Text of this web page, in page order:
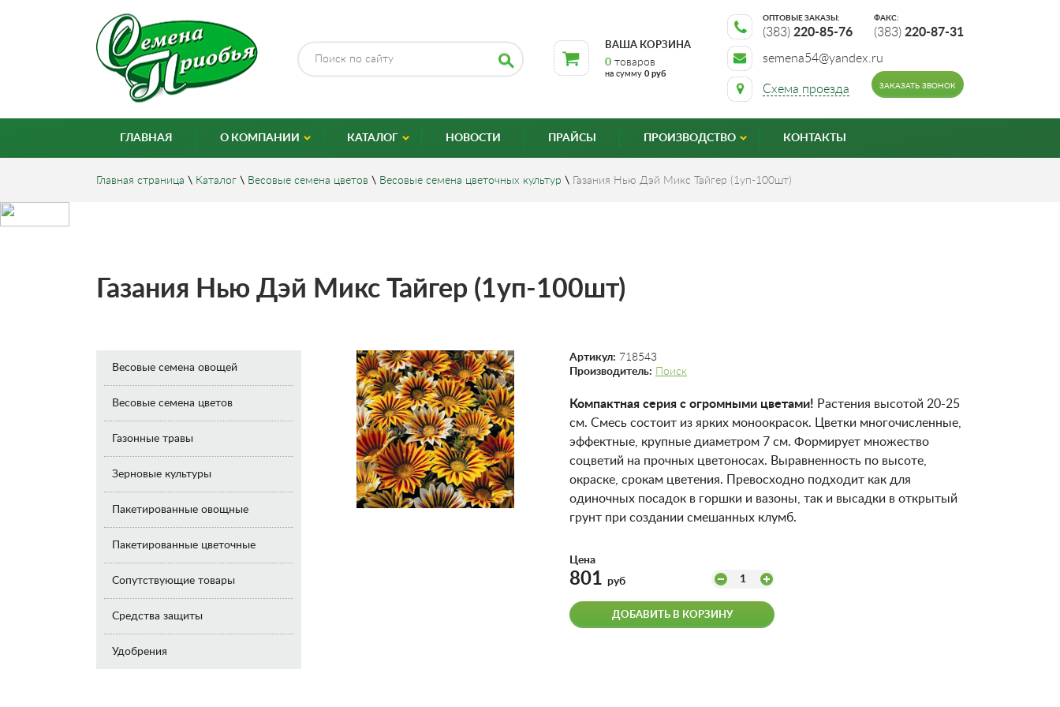
ВАША КОРЗИНА
0 товаров
на сумму 0 руб
Схема проезда
semena54@yandex.ru
ОПТОВЫЕ ЗАКАЗЫ:
(383) 220-85-76
ФАКС:
(383) 220-87-31
ЗАКАЗАТЬ ЗВОНОК
ГЛАВНАЯ О КОМПАНИИ КАТАЛОГ НОВОСТИ ПРАЙСЫ ПРОИЗВОДСТВО КОНТАКТЫ
Главная страница \ Каталог \ Весовые семена цветов \ Весовые семена цветочных культур \ Газания Нью Дэй Микс Тайгер (1уп-100шт)
Газания Нью Дэй Микс Тайгер (1уп-100шт)
Весовые семена овощей
Весовые семена цветов
Газонные травы
Зерновые культуры
Пакетированные овощные
Пакетированные цветочные
Сопутствующие товары
Средства защиты
Удобрения
Артикул: 718543
Производитель:
Поиск
Компактная серия с огромными цветами! Растения высотой 20-25
см. Смесь состоит из ярких моноокрасок. Цветки многочисленные,
эффектные, крупные диаметром 7 см. Формирует множество
соцветий на прочных цветоносах. Выравненность по высоте,
окраске, срокам цветения. Превосходно подходит как для
одиночных посадок в горшки и вазоны, так и высадки в открытый
грунт при создании смешанных клумб.
Цена
801 руб 1
ДОБАВИТЬ В КОРЗИНУ